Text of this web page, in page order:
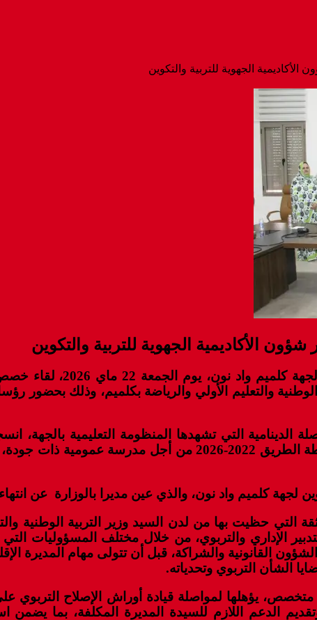
الجهوية للتربية والتكوين
الأكاديمية الجهوية للتربية والتكوين
احتضنت قاعة الاجتماعات بمقر
الوطنية والتعليم الأولي والرياضة بكلميم، وذلك
التي تشهدها المنظومة التعليمية بالجهة،
الوطنية والتعليم الأولي والرياضة، ولاسيما ما يرتبط بتنزيل برامج
لجهة كلميم واد نون، والذي عين مديرا بالوزارة عن
التي حظيت بها من لدن السيد وزير التربية الوطنية
الإداري والتربوي، من خلال مختلف المسؤوليات التي
القانونية والشراكة، قبل أن تتولى مهام المديرة
الشأن التربوي وتحدياته.
يؤهلها لمواصلة قيادة أوراش الإصلاح التربوي
الدعم اللازم للسيدة المديرة المكلفة، بما يضمن